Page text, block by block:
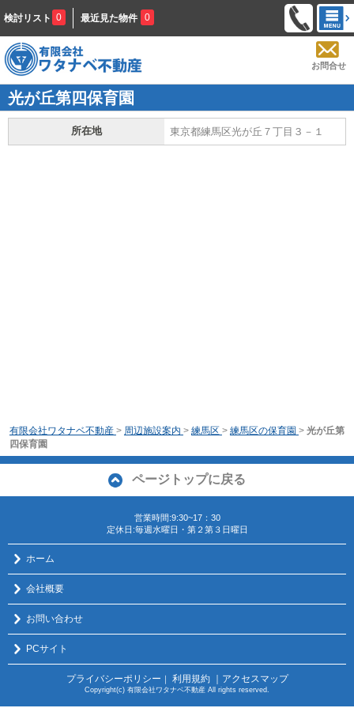
検討リスト 0 最近見た物件 0
お問合せ
光が丘第四保育園
所在地 東京都練馬区光が丘７丁目３－１
有限会社ワタナベ不動産 > 周辺施設案内 > 練馬区 > 練馬区の保育園 > 光が丘第
四保育園
ページトップに戻る
営業時間:9:30~17：30
定休日:毎週水曜日・第２第３日曜日
ホーム
会社概要
お問い合わせ
PCサイト
プライバシーポリシー ｜ 利用規約 ｜アクセスマップ
Copyright(c) 有限会社ワタナベ不動産 All rights reserved.